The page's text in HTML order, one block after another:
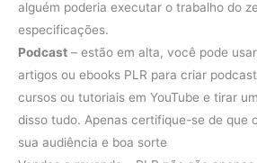
alguém poderia executar o trabalho do
especificações.
Podcast – estão em alta, você pode
artigos ou ebooks PLR para criar
cursos ou tutoriais em YouTube e tirar
disso tudo. Apenas certifique-se de que
sua audiência e boa sorte